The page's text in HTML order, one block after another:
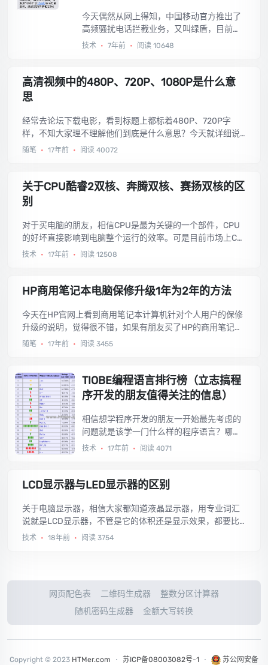
今天偶然从网上得知，中国移动官方推出了
高频骚扰电话拦截业务，又叫绿盾，目前这
项业务仅面向北京、上海、广东、江苏、山
然有效果，拿来分享。...
技术 • 7年前 • 阅读 10648
高清视频中的480P、720P、1080P是什么意
思
经常去论坛下载电影，看到标题上都标着480P、720P字
样，不知大家理不理解他们到底是什么意思？今天就详细说
说这个高清视频中的480P、720P、1080P是什么意思？...
随笔 • 17年前 • 阅读 40072
关于CPU酷睿2双核、奔腾双核、赛扬双核的区
别
对于买电脑的朋友，相信CPU是最为关键的一个部件，CPU
的好坏直接影响到电脑整个运行的效率。可是目前市场上CP
U的种类和型号繁多，让人眼花缭乱，比如同样是双核处理
没有哪一家不打着Intel双核的口号，可是又有多少朋友知道
技术 • 17年前 • 阅读 12508
HP商用笔记本电脑保修升级1年为2年的方法
今天在HP官网上看到商用笔记本计算机针对个人用户的保修
升级的说明，觉得很不错，如果有朋友买了HP的商用笔记本
电脑，本来享受的1年保修，现在可以免费升级享受2年保修
随笔 • 17年前 • 阅读 3455
TIOBE编程语言排行榜（立志搞程
序开发的朋友值得关注的信息）
相信想学程序开发的朋友一开始最先考虑的
问题就是该学一门什么样的程序语言？哪些
程序开发语言是当下最流行的？如果你是初
在于学什么语言。没错，事实上是这样，但
言学起，不学程序语言何来程序思想？而且
学好第一门语言对你以后的学习都有着至关
重要的影响哦。好了，废话不多讲，今天我
你立志于程序开发，这个网站是非常值得关
注的哦。...
技术 • 17年前 • 阅读 4071
LCD显示器与LED显示器的区别
关于电脑显示器，相信大家都知道液晶显示器，用专业词汇
说就是LCD显示器，不管是它的体积还是显示效果，都要比
之前使用的CRT显示器（就是像电视机那的显示器）要好。
技术 • 18年前 • 阅读 3754
网页配色表 二维码生成器
整数分区计算器
随机密码生成器
金额大写转换
Copyright © 2023 HTMer.com ⋅ 苏ICP备08003082号-1 ⋅ 苏公网安备